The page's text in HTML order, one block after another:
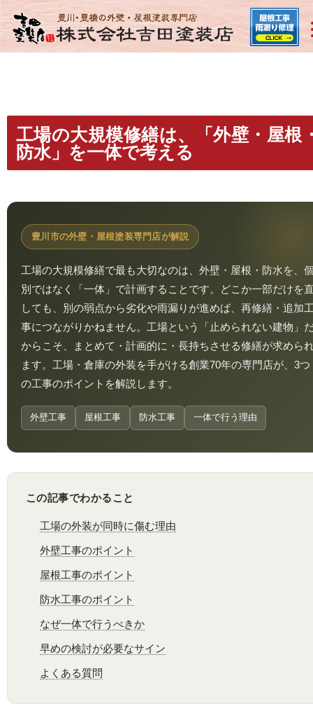
工場の大規模修繕は、「外壁・屋根
防水」を一体で考える
豊川市の外壁・屋根塗装専門店が解説
工場の大規模修繕で最も大切なのは、外壁・屋根・防水を、
別ではなく「一体」で計画することです。どこか一部だけを
しても、別の弱点から劣化や雨漏りが進めば、再修繕・追加
事につながりかねません。工場という「止められない建物」
からこそ、まとめて・計画的に・長持ちさせる修繕が求めら
ます。工場・倉庫の外装を手がける創業70年の専門店が、3つ
の工事のポイントを解説します。
外壁工事 屋根工事 防水工事 一体で行う理由
この記事でわかること
工場の外装が同時に傷む理由
外壁工事のポイント
屋根工事のポイント
防水工事のポイント
なぜ一体で行うべきか
早めの検討が必要なサイン
よくある質問